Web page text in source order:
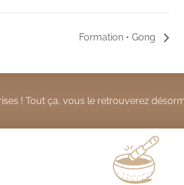
Formation • Gong
! Tout ça, vous le retrouverez